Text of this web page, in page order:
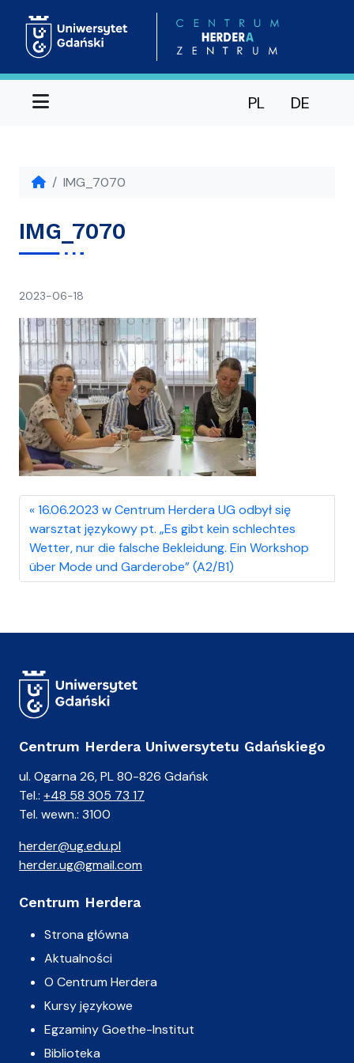
Menu PL DE
IMG_7070
IMG_7070
2023-06-18
16.06.2023 w Centrum Herdera UG odbył się
warsztat językowy pt. „Es gibt kein schlechtes
Wetter, nur die falsche Bekleidung. Ein Workshop
über Mode und Garderobe” (A2/B1)
Centrum Herdera Uniwersytetu Gdańskiego
ul. Ogarna 26, PL 80-826 Gdańsk
Tel.: +48 58 305 73 17
Tel. wewn.: 3100
herder@ug.edu.pl
herder.ug@gmail.com
Centrum Herdera
Strona główna
Aktualności
O Centrum Herdera
Kursy językowe
Egzaminy Goethe-Institut
Biblioteka